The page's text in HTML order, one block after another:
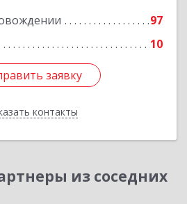
97
10
заявку
контакты
заявку
Назад
из соседних